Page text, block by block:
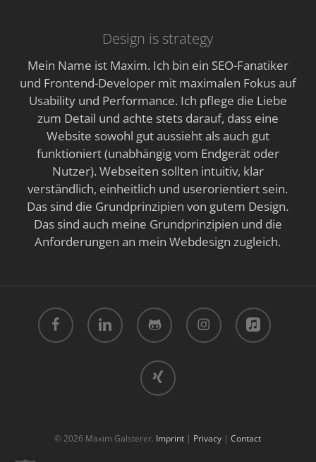
Design is strategy
Mein Name ist Maxim. Ich bin ein SEO-Fanatiker
und Frontend-Developer mit maximalen Fokus auf
Usability und Performance. Ich pflege die Liebe
zum Detail und achte stets darauf, dass eine
Website sowohl gut aussieht als auch gut
funktioniert (unabhängig vom Endgerät oder
Nutzer). Webseiten sollten intuitiv, klar
verständlich, einheitlich und userorientiert sein.
Das sind die Grundprinzipien von gutem Design.
Das sind auch meine Grundprinzipien und die
Anforderungen an mein Webdesign zugleich.
facebook linkedin github instagram applemusic
xing
© 2026 Maxim Galsterer. Imprint | Privacy |Contact